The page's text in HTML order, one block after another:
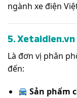
ngành xe điện
5.
Là đơn vị phân
đến:
Sản phẩm